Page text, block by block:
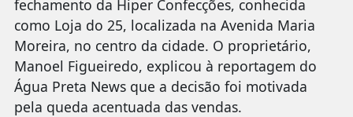
fechamento da Hiper Confecções, conhecida
como Loja do 25, localizada na Avenida Maria
Moreira, no centro da cidade. O proprietário,
Manoel Figueiredo, explicou à reportagem do
Água Preta News que a decisão foi motivada
pela queda acentuada das vendas.